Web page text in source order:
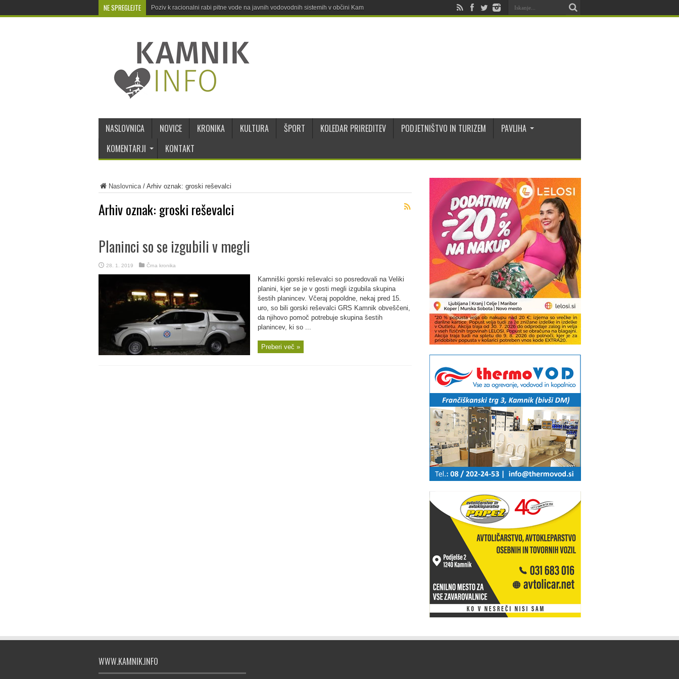
NE SPREGLEJTE Poziv k racionalni rabi pitne vode na javnih vodovodnih sistemih v občini Kamnik
NASLOVNICA NOVICE KRONIKA KULTURA ŠPORT KOLEDAR PRIREDITEV PODJETNIŠTVO IN TURIZEM
PAVLIHA
KOMENTARJI
KONTAKT
Naslovnica/ Arhiv oznak: groski reševalci
Arhiv oznak: groski reševalci
Planinci so se izgubili v megli
28. 1. 2019 Črna kronika
Kamniški gorski reševalci so posredovali na Veliki
planini, kjer se je v gosti megli izgubila skupina
šestih planincev. Včeraj popoldne, nekaj pred 15.
uro, so bili gorski reševalci GRS Kamnik obveščeni,
da njihovo pomoč potrebuje skupina šestih
planincev, ki so ...
Preberi več »
WWW.KAMNIK.INFO